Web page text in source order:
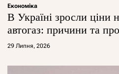
Економіка
В Україні зросли ціни
автогаз: причини та
29 Липня, 2026